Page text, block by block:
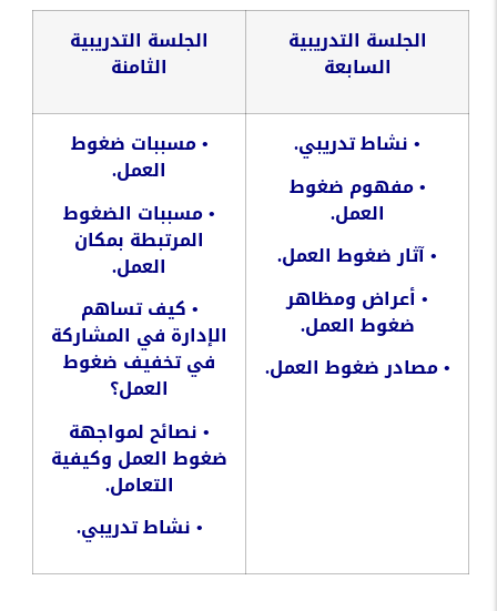
الجلسة التدريبية
السابعة
الجلسة التدريبية
الثامنة
•نشاطتدريبي.
•مفهوم ضغوط
العمل.
•آثارضغوط العمل.
•أعراض ومظاهر
ضغوط العمل.
•مصادرضغوط العمل.
•مسببات ضغوط
العمل.
•مسببات الضغوط
المرتبطة بمكان
العمل.
•كيف تساهم
الإدارة في المشاركة
فيتخفيف ضغوط
العمل؟
•نصائحلمواجهة
ضغوط العمل وكيفية
التعامل.
•نشاطتدريبي.